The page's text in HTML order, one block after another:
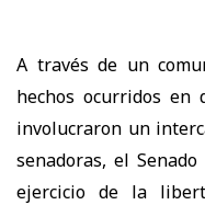
A través de un
hechos ocurridos en
involucraron un
senadoras, el
ejercicio de la